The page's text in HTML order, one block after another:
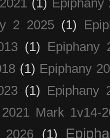
(1) Epiphany
2 2025 (1)
(1)
Epiphany
(1) Epiphany
(1)
Epiphany
Mark 1v14-
2026
(1)